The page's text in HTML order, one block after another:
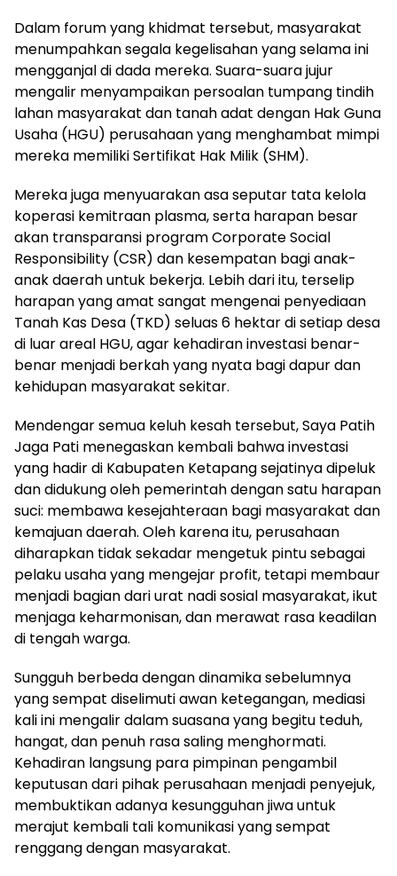
Dalam forum yang khidmat tersebut, masyarakat
menumpahkan segala kegelisahan yang selama ini
mengganjal di dada mereka. Suara-suara jujur
mengalir menyampaikan persoalan tumpang tindih
lahan masyarakat dan tanah adat dengan Hak Guna
Usaha (HGU) perusahaan yang menghambat mimpi
mereka memiliki Sertifikat Hak Milik (SHM).
Mereka juga menyuarakan asa seputar tata kelola
koperasi kemitraan plasma, serta harapan besar
akan transparansi program Corporate Social
Responsibility (CSR) dan kesempatan bagi anak-
anak daerah untuk bekerja. Lebih dari itu, terselip
harapan yang amat sangat mengenai penyediaan
Tanah Kas Desa (TKD) seluas 6 hektar di setiap desa
di luar areal HGU, agar kehadiran investasi benar-
benar menjadi berkah yang nyata bagi dapur dan
kehidupan masyarakat sekitar.
Mendengar semua keluh kesah tersebut, Saya Patih
Jaga Pati menegaskan kembali bahwa investasi
yang hadir di Kabupaten Ketapang sejatinya dipeluk
dan didukung oleh pemerintah dengan satu harapan
suci: membawa kesejahteraan bagi masyarakat dan
kemajuan daerah. Oleh karena itu, perusahaan
diharapkan tidak sekadar mengetuk pintu sebagai
pelaku usaha yang mengejar profit, tetapi membaur
menjadi bagian dari urat nadi sosial masyarakat, ikut
menjaga keharmonisan, dan merawat rasa keadilan
di tengah warga.
Sungguh berbeda dengan dinamika sebelumnya
yang sempat diselimuti awan ketegangan, mediasi
kali ini mengalir dalam suasana yang begitu teduh,
hangat, dan penuh rasa saling menghormati.
Kehadiran langsung para pimpinan pengambil
keputusan dari pihak perusahaan menjadi penyejuk,
membuktikan adanya kesungguhan jiwa untuk
merajut kembali tali komunikasi yang sempat
renggang dengan masyarakat.